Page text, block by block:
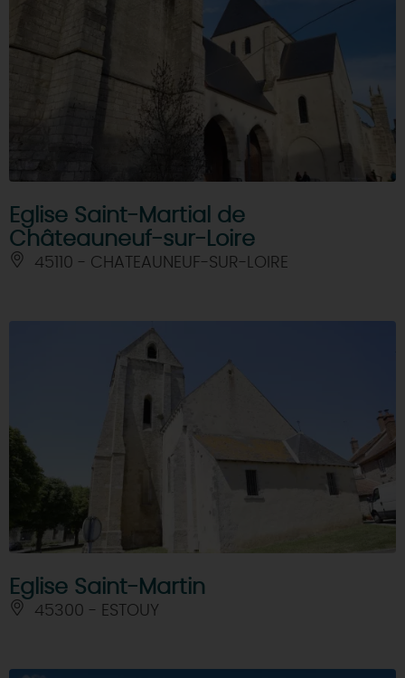
Eglise Saint-Martial de
Châteauneuf-sur-Loire
45110 - CHATEAUNEUF-SUR-LOIRE
Eglise Saint-Martin
45300 - ESTOUY